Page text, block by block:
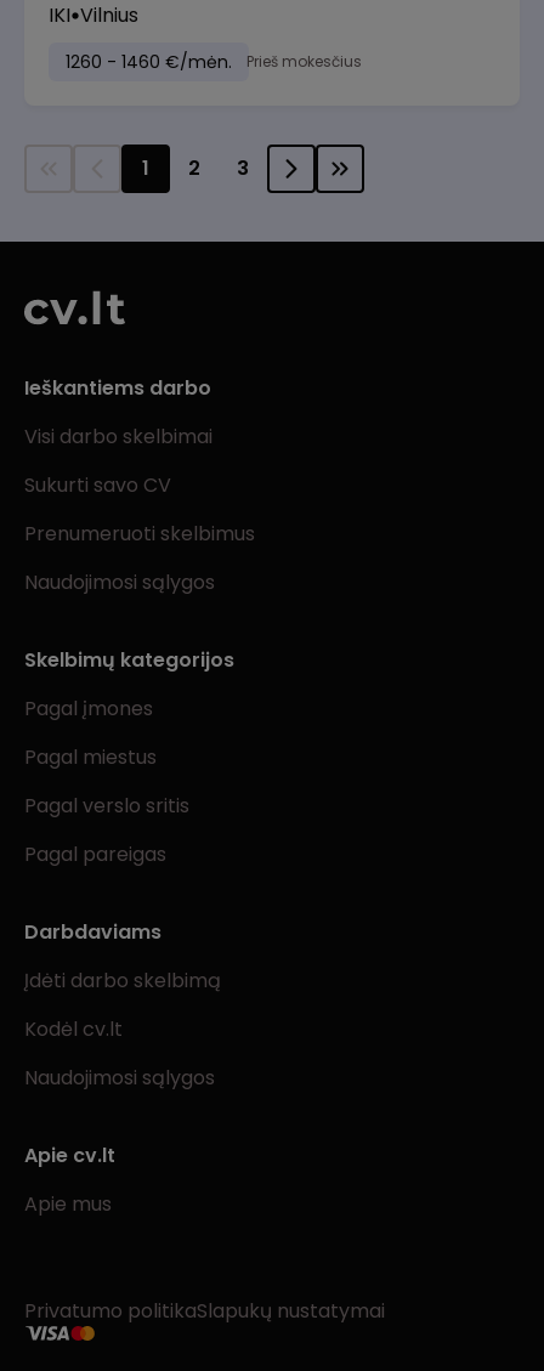
IKI Vilnius
1260 - 1460 €/mėn. Prieš mokesčius
1 2 3
Ieškantiems darbo
Visi darbo skelbimai
Sukurti savo CV
Prenumeruoti skelbimus
Naudojimosi sąlygos
Skelbimų kategorijos
Pagal įmones
Pagal miestus
Pagal verslo sritis
Pagal pareigas
Darbdaviams
Įdėti darbo skelbimą
Kodėl cv.lt
Naudojimosi sąlygos
Apie cv.lt
Apie mus
Privatumo politikaSlapukų nustatymai